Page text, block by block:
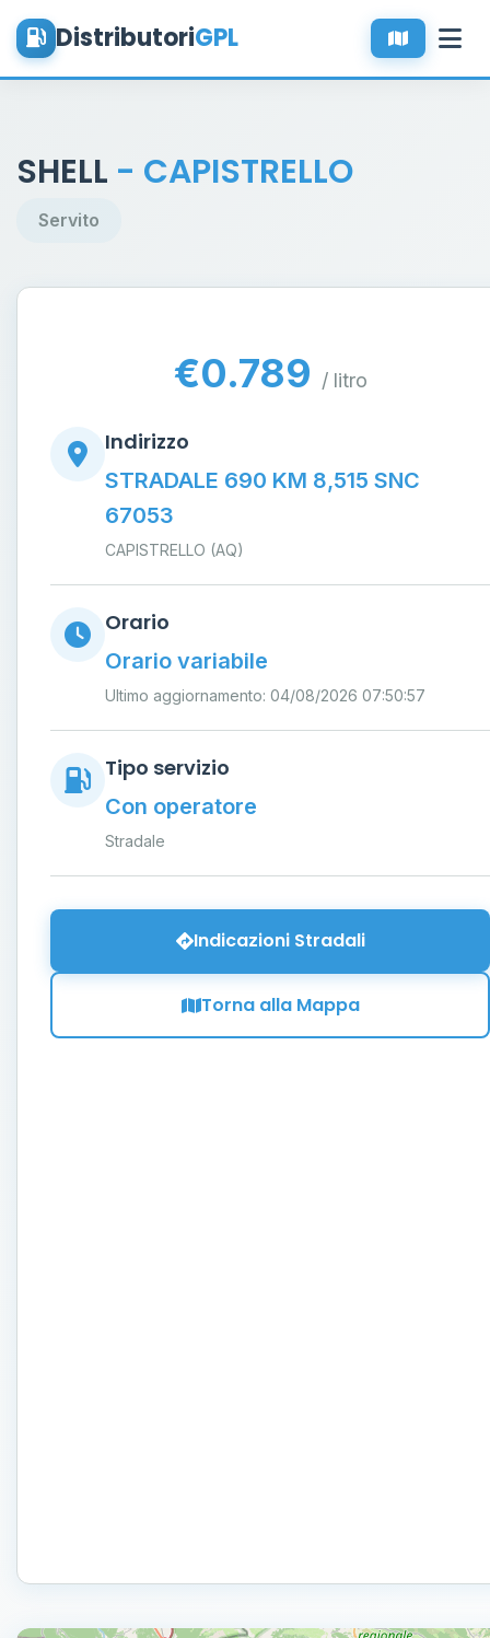
DistributoriGPL
SHELL - CAPISTRELLO
Servito
€0.789 / litro
Indirizzo
STRADALE 690 KM 8,515 SNC
67053
CAPISTRELLO (AQ)
Orario
Orario variabile
Ultimo aggiornamento: 04/08/2026 07:50:57
Tipo servizio
Con operatore
Stradale
Indicazioni Stradali
Torna alla Mappa